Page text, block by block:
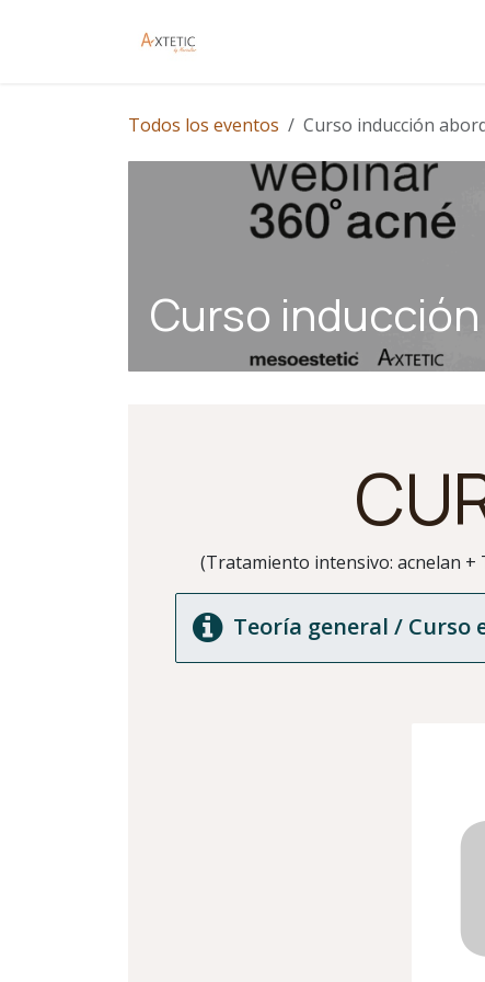
Todos los eventos Curso inducción
Curso
(Tratamiento intensivo: acnelan
Teoría general / Curso